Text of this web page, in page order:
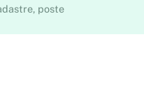
poste